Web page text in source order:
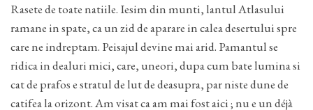
Rasete de toate natiile. Iesim din munti, lantul Atlasului
ramane in spate, ca un zid de aparare in calea desertului spre
care ne indreptam. Peisajul devine mai arid. Pamantul se
ridica in dealuri mici, care, uneori, dupa cum bate lumina si
cat de prafos e stratul de lut de deasupra, par niste dune de
catifea la orizont. Am visat ca am mai fost aici ; nu e un déjà